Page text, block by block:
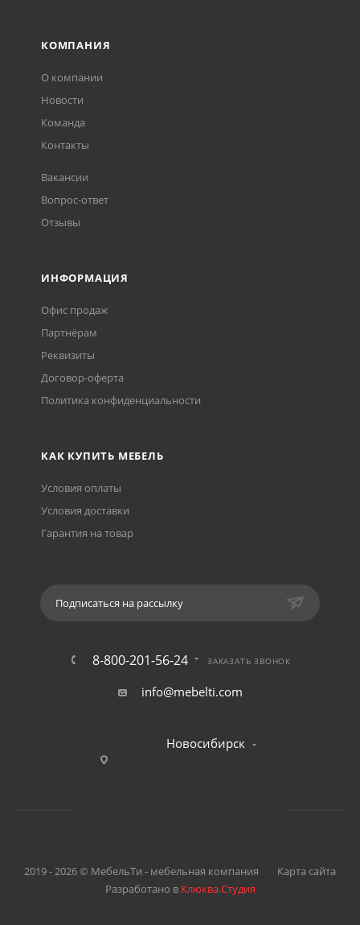
КОМПАНИЯ
О компании
Новости
Команда
Контакты
Вакансии
Вопрос-ответ
Отзывы
ИНФОРМАЦИЯ
Офис продаж
Партнёрам
Реквизиты
Договор-оферта
Политика конфиденциальности
КАК КУПИТЬ МЕБЕЛЬ
Условия оплаты
Условия доставки
Гарантия на товар
Подписаться на рассылку
8-800-201-56-24 ЗАКАЗАТЬ ЗВОНОК
info@mebelti.com
Новосибирск
2019 - 2026 © МебельТи - мебельная компания
Карта сайта
Разработано в Клюква.Студия